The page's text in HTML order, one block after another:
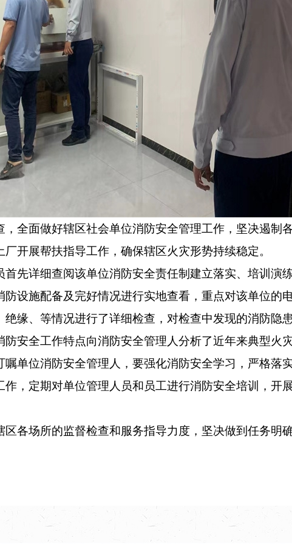
面做好辖区社会单位消防安全管理工作，坚决遏制
开展帮扶指导工作，确保辖区火灾形势持续稳定。
详细查阅该单位消防安全责任制建立落实、培训演
设施配备及完好情况进行实地查看，重点对该单位的
缘、等情况进行了详细检查，对检查中发现的消防隐
安全工作特点向消防安全管理人分析了近年来典型火
单位消防安全管理人，要强化消防安全学习，严格落
，定期对单位管理人员和员工进行消防安全培训，开
场所的监督检查和服务指导力度，坚决做到任务明